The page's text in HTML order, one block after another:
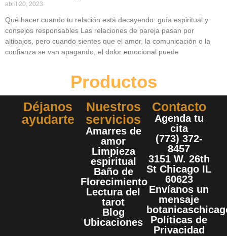
abril 20, 2023
Qué hacer cuando tu relación está decayendo: guía espiritual y
consejos responsables Las relaciones de pareja pasan por
altibajos, pero cuando sientes que el amor, la comunicación o la
confianza se van apagando, el dolor emocional puede
Productos
Déjanos
ayudarte
Nuestros
servicios
Amarres de
amor
Limpieza
espiritual
Baño de
Florecimiento
Lectura del
tarot
Blog
Ubicaciones
Contacto
Agenda tu
cita
(773) 372-
8457
3151 W. 26th
St Chicago IL
60623
Envíanos un
mensaje
Políticas de
Privacidad